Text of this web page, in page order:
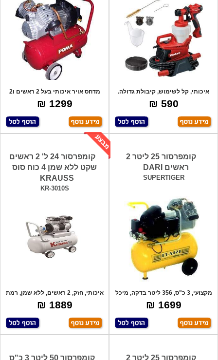
איכותי, קל לשימוש, קיבולת גדולה.
זווית
590 ₪
מדחס אויר איכותי בעל 2 ראשים ו2
בוכנות,
1299 ₪
קומפרסור 25 ליטר 2
ראשים DARI
SUPERTIGER
מקצועי, 3 כ"ס, 356 ליטר בדקה, מיכל
25 לי
1699 ₪
קומפרסור 24 ל' 2 ראשים
שקט ללא שמן 4 כוח סוס
KRAUSS
KR-3010S
איכותי, חזק, 2 ראשים, ללא שמן, רמת
רעש נ
1889 ₪
קומפרסור 25 ליטר 2
קומפרסור 50 ליטר 3 כ"ס